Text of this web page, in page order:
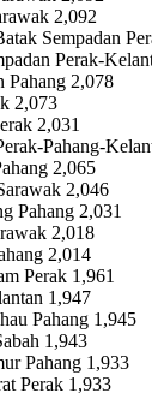
2,092
Sempadan
Perak-
Pahang 2,078
2,073
2,031
Pahang-
2,065
2,046
Pahang 2,031
2,018
2,014
Perak 1,961
1,947
Pahang 1,945
1,943
Pahang 1,933
Perak 1,933